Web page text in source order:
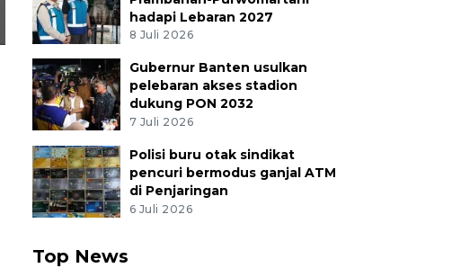
Calon penumpang antre masuk ke dalam Terminal 1 A,
Tangerang, Banten, Jumat (29/4/2022). PT Angkasa Pura II
Soekarno Hatta memprediksi arus mudik jalur udara yang
terjadi pada H- 2 atau Sabtu (30/4/2022). ANTARA FOTO/
hadapi Lebaran 2027
8 Juli 2026
Gubernur Banten usulkan
pelebaran akses stadion
dukung PON 2032
7 Juli 2026
Polisi buru otak sindikat
pencuri bermodus ganjal ATM
di Penjaringan
6 Juli 2026
Top News